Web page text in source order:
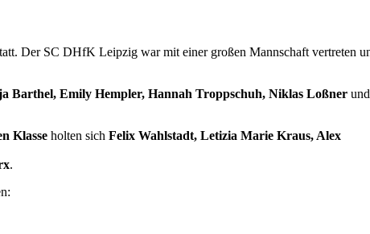
Der SC DHfK Leipzig war mit einer großen Mannschaft vertreten
Barthel, Emily Hempler, Hannah Troppschuh, Niklas Loßnerund
Klasse holten sichFelix Wahlstadt, Letizia Marie Kraus, Alex
.